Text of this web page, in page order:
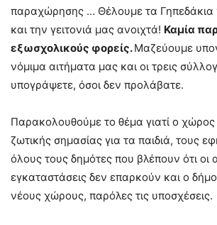
παραχώρησης … Θέλουμε τα Γηπεδάκια
και την γειτονιά μας ανοιχτά! Καμία
εξωσχολικούς φορείς.Μαζεύουμε
νόμιμα αιτήματα μας και οι τρεις
υπογράψετε, όσοι δεν προλάβατε.
Παρακολουθούμε το θέμα γιατί ο χώρος
ζωτικής σημασίας για τα παιδιά, τους
όλους τους δημότες που βλέπουν ότι οι
εγκαταστάσεις δεν επαρκούν και ο
νέους χώρους, παρόλες τις υποσχέσεις.